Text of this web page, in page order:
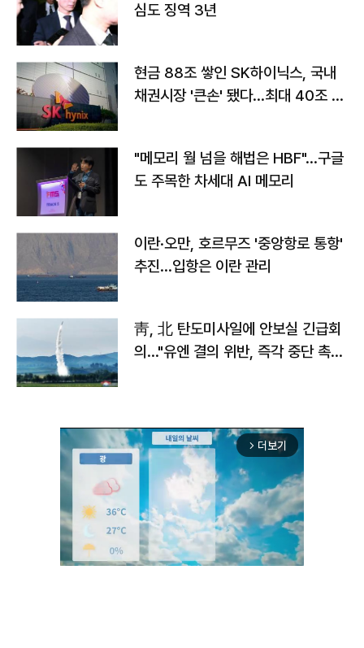
심도 징역 3년
현금 88조 쌓인 SK하이닉스, 국내
채권시장 '큰손' 됐다…최대 40조 투
"메모리 월 넘을 해법은 HBF"…구글
도 주목한 차세대 AI 메모리
이란·오만, 호르무즈 '중앙항로 통항'
추진…입항은 이란 관리
靑, 北 탄도미사일에 안보실 긴급회
의…"유엔 결의 위반, 즉각 중단 촉
arrow_forward_ios 더보기